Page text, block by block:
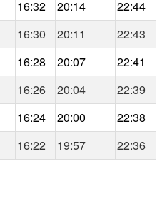
16:32 20:14
22:44
16:30 20:11
22:43
16:28 20:07
22:41
16:26 20:04
22:39
16:24 20:00
22:38
16:22 19:57 22:36